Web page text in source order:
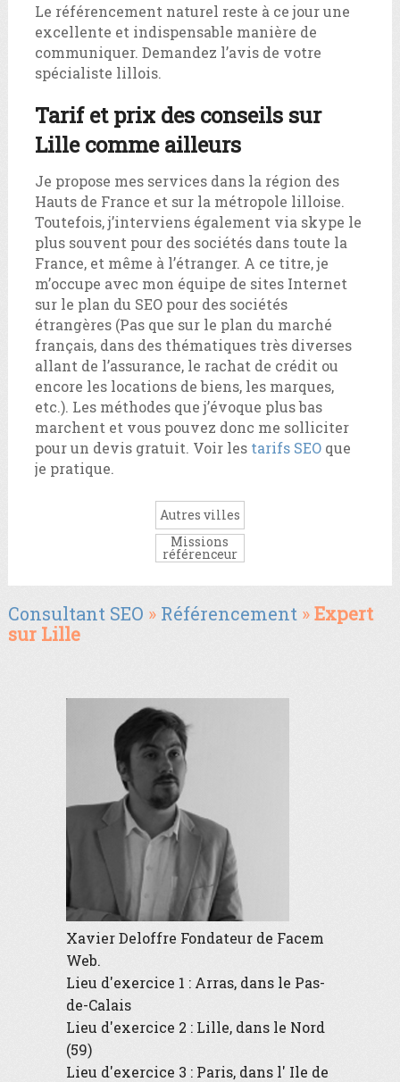
Le référencement naturel reste à ce jour une
excellente et indispensable manière de
communiquer. Demandez l’avis de votre
spécialiste lillois.
Tarif et prix des conseils sur
Lille comme ailleurs
Je propose mes services dans la région des
Hauts de France et sur la métropole lilloise.
Toutefois, j’interviens également via skype le
plus souvent pour des sociétés dans toute la
France, et même à l’étranger. A ce titre, je
m’occupe avec mon équipe de sites Internet
sur le plan du SEO pour des sociétés
étrangères (Pas que sur le plan du marché
français, dans des thématiques très diverses
allant de l’assurance, le rachat de crédit ou
encore les locations de biens, les marques,
etc.). Les méthodes que j’évoque plus bas
marchent et vous pouvez donc me solliciter
pour un devis gratuit. Voir les tarifs SEOque
je pratique.
Autres villes
Missions
référenceur
Consultant SEO » Référencement»Expert
sur Lille
Xavier Deloffre Fondateur de Facem
Web.
Lieu d'exercice 1 : Arras, dans le Pas-
de-Calais
Lieu d'exercice 2 : Lille, dans le Nord
(59)
Lieu d'exercice 3 : Paris, dans l' Ile de